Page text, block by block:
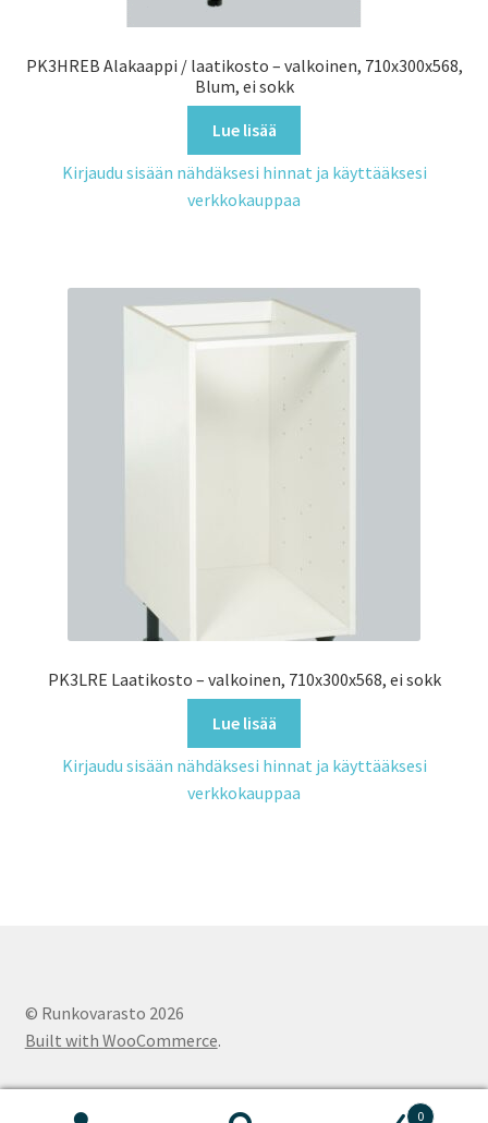
PK3HREB Alakaappi / laatikosto – valkoinen, 710x300x568,
Blum, ei sokk
Lue lisää
Kirjaudu sisään nähdäksesi hinnat ja käyttääksesi
verkkokauppaa
PK3LRE Laatikosto – valkoinen, 710x300x568, ei sokk
Lue lisää
Kirjaudu sisään nähdäksesi hinnat ja käyttääksesi
verkkokauppaa
© Runkovarasto 2026
Built with WooCommerce.
0